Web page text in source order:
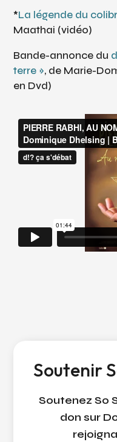
*La légende du
Maathai (vidéo)
Bande-annonce du
terre », de Marie-
en Dvd)
Soutenir
Soutenez So
don sur